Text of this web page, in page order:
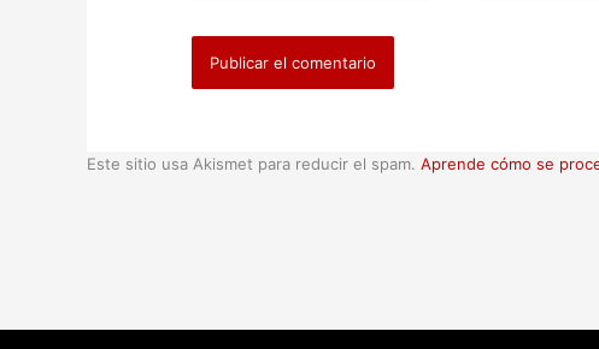
Este sitio usa Akismet para reducir el spam. Aprende cómo se